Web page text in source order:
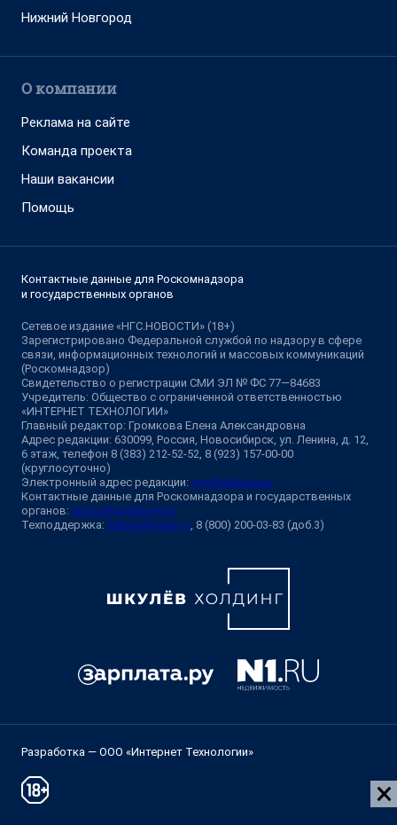
Нижний Новгород
О компании
Реклама на сайте
Команда проекта
Наши вакансии
Помощь
Контактные данные для Роскомнадзора
и государственных органов
Сетевое издание «НГС.НОВОСТИ» (18+)
Зарегистрировано Федеральной службой по надзору в сфере
связи, информационных технологий и массовых коммуникаций
(Роскомнадзор)
Свидетельство о регистрации СМИ ЭЛ № ФС 77—84683
Учредитель: Общество с ограниченной ответственностью
«ИНТЕРНЕТ ТЕХНОЛОГИИ»
Главный редактор: Громкова Елена Александровна
Адрес редакции: 630099, Россия, Новосибирск, ул. Ленина, д. 12,
6 этаж, телефон 8 (383) 212-52-52, 8 (923) 157-00-00
(круглосуточно)
Электронный адрес редакции: ngs@shkulev.ru
Контактные данные для Роскомнадзора и государственных
органов: juristnsk@shkulev.ru
Техподдержка: help@shkulev.ru, 8 (800) 200-03-83 (доб.3)
Разработка — ООО «Интернет Технологии»